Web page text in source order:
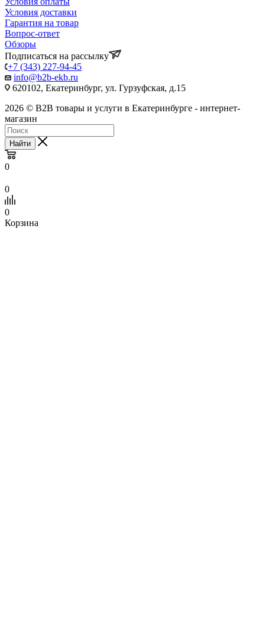
Условия доставки
Гарантия на товар
Вопрос-ответ
Обзоры
Подписаться на рассылку
+7 (343) 227-94-45
info@b2b-ekb.ru
620102, Екатеринбург, ул. Гурзуфская, д.15
2026 © B2B товары и услуги в Екатеринбурге - интернет-
магазин
Найти
0
0
0
Корзина